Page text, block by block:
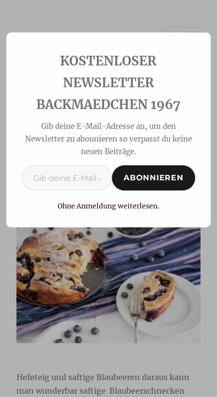
Saftige
Blaubeerschnecken
Hefeteig und saftige Blaubeeren daraus kann
man wunderbar saftige Blaubeerschnecken
NEWSLETTER
BACKMAEDCHEN 1967
Gib deine E-Mail-Adresse an, um den
Newsletter zu abonnieren so verpasst du keine
neuen Beiträge.
Gib deine E-Mail-Adresse ein ...
ABONNIEREN
Ohne Anmeldung weiterlesen.